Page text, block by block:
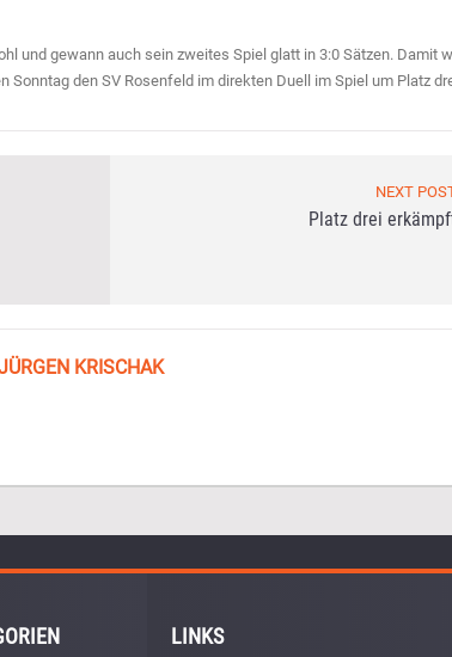
und gewann auch sein zweites Spiel glatt in 3:0 Sätzen. Damit
den SV Rosenfeld im direkten Duell im Spiel um Platz
NEXT
Platz drei
KRISCHAK
LINKS